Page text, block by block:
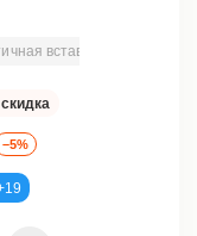
вставка
–5%